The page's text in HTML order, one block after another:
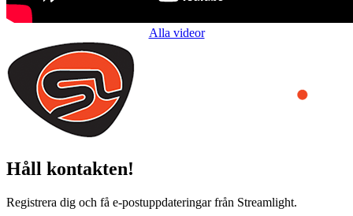
Alla videor
Håll kontakten!
Registrera dig och få e-postuppdateringar från Streamlight.